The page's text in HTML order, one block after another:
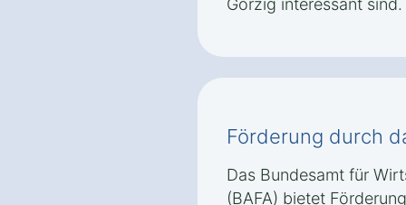
Görzig interessant sind.
Förderung durch
Das Bundesamt für
(BAFA) bietet